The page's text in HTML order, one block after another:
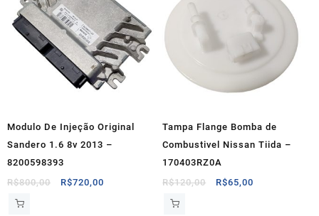
Modulo De Injeção Original
Sandero 1.6 8v 2013 –
8200598393
R$800,00
O
R$720,00
Tampa Flange Bomba de
Combustivel Nissan Tiida –
170403RZ0A
R$120,00
O
R$65,00